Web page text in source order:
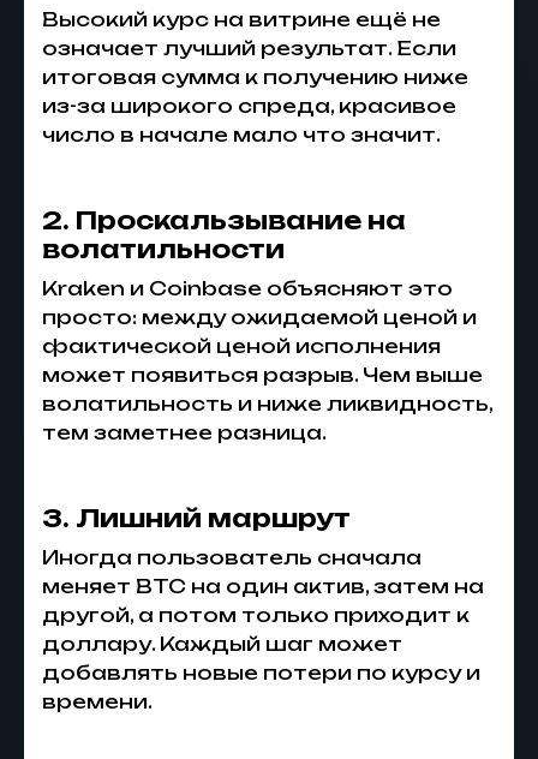
Высокий курс на витрине ещё не
означает лучший результат. Если
итоговая сумма к получению ниже
из-за широкого спреда, красивое
число в начале мало что значит.
2. Проскальзывание на
волатильности
Kraken и Coinbase объясняют это
просто: между ожидаемой ценой и
фактической ценой исполнения
может появиться разрыв. Чем выше
волатильность и ниже ликвидность,
тем заметнее разница.
3. Лишний маршрут
Иногда пользователь сначала
меняет BTC на один актив, затем на
другой, а потом только приходит к
доллару. Каждый шаг может
добавлять новые потери по курсу и
времени.